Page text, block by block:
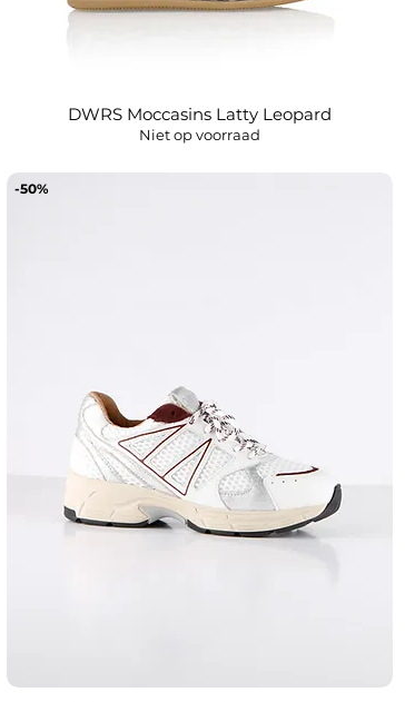
Snel overzicht
DWRS Moccasins Latty Leopard
Niet op voorraad
-50%